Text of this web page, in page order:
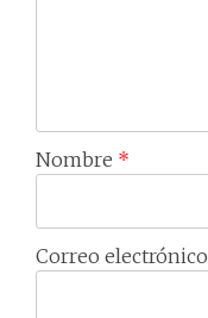
Nombre *
Correo electrónico